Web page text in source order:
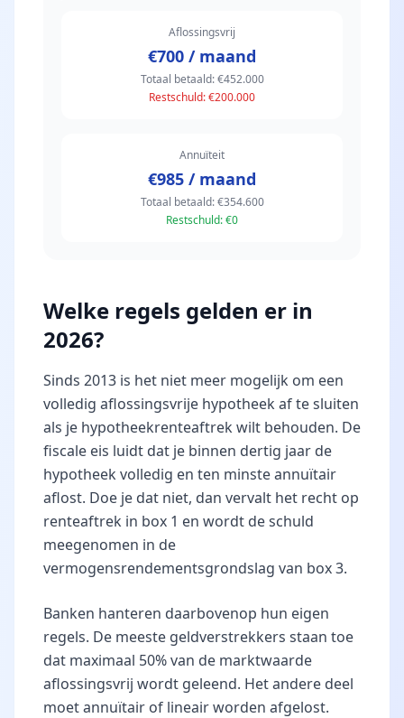
Aflossingsvrij
€700 / maand
Totaal betaald: €452.000
Restschuld: €200.000
Annuïteit
€985 / maand
Totaal betaald: €354.600
Restschuld: €0
Welke regels gelden er in
2026?
Sinds 2013 is het niet meer mogelijk om een
volledig aflossingsvrije hypotheek af te sluiten
als je hypotheekrenteaftrek wilt behouden. De
fiscale eis luidt dat je binnen dertig jaar de
hypotheek volledig en ten minste annuïtair
aflost. Doe je dat niet, dan vervalt het recht op
renteaftrek in box 1 en wordt de schuld
meegenomen in de
vermogensrendementsgrondslag van box 3.
Banken hanteren daarbovenop hun eigen
regels. De meeste geldverstrekkers staan toe
dat maximaal 50% van de marktwaarde
aflossingsvrij wordt geleend. Het andere deel
moet annuïtair of lineair worden afgelost.